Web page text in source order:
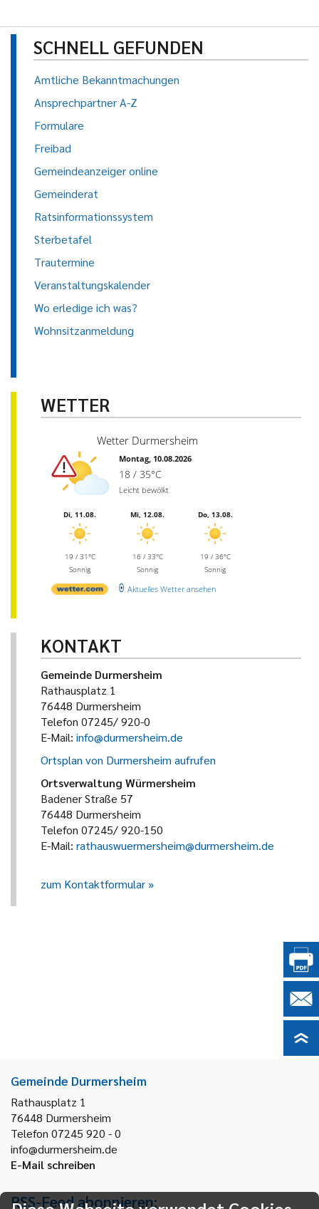
SCHNELL GEFUNDEN
Amtliche Bekanntmachungen
Ansprechpartner A-Z
Formulare
Freibad
Gemeindeanzeiger online
Gemeinderat
Ratsinformationssystem
Sterbetafel
Trautermine
Veranstaltungskalender
Wo erledige ich was?
Wohnsitzanmeldung
WETTER
Wetter Durmersheim
Montag, 10.08.2026
18 / 35°C
Leicht bewölkt
Di, 11.08.
19 / 31°C
Sonnig
Mi, 12.08.
16 / 33°C
Sonnig
Do, 13.08.
19 / 36°C
Sonnig
Aktuelles Wetter ansehen
KONTAKT
Gemeinde Durmersheim
Rathausplatz 1
76448 Durmersheim
Telefon 07245/ 920-0
E-Mail: info@durmersheim.de
Ortsplan von Durmersheim aufrufen
Ortsverwaltung Würmersheim
Badener Straße 57
76448 Durmersheim
Telefon 07245/ 920-150
E-Mail: rathauswuermersheim@durmersheim.de
zum Kontaktformular
Gemeinde Durmersheim
Rathausplatz 1
76448 Durmersheim
Telefon 07245 920 - 0
info@durmersheim.de
E-Mail schreiben
RSS-Feed abonnieren: